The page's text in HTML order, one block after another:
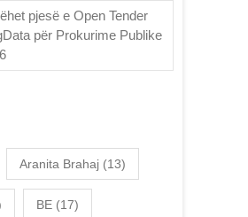
pjesë e Open Tender
për Prokurime Publike
Aranita Brahaj (13)
BE (17)